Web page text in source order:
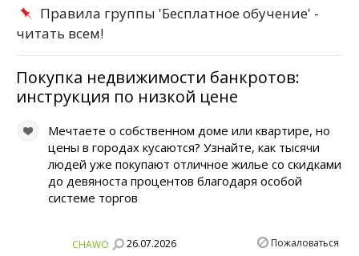
Правила группы 'Бесплатное обучение' -
читать всем!
Покупка недвижимости банкротов:
инструкция по низкой цене
Мечтаете о собственном доме или квартире, но
цены в городах кусаются? Узнайте, как тысячи
людей уже покупают отличное жилье со скидками
до девяноста процентов благодаря особой
системе торгов
CHAWO 26.07.2026 Пожаловаться